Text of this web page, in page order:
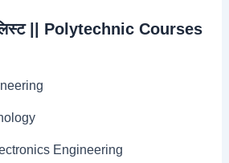
लिस्ट || Polytechnic Courses
Engineering